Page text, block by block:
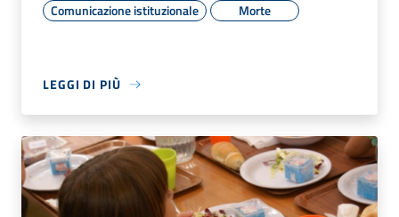
Comunicazione istituzionale Morte
LEGGI DI PIÙ